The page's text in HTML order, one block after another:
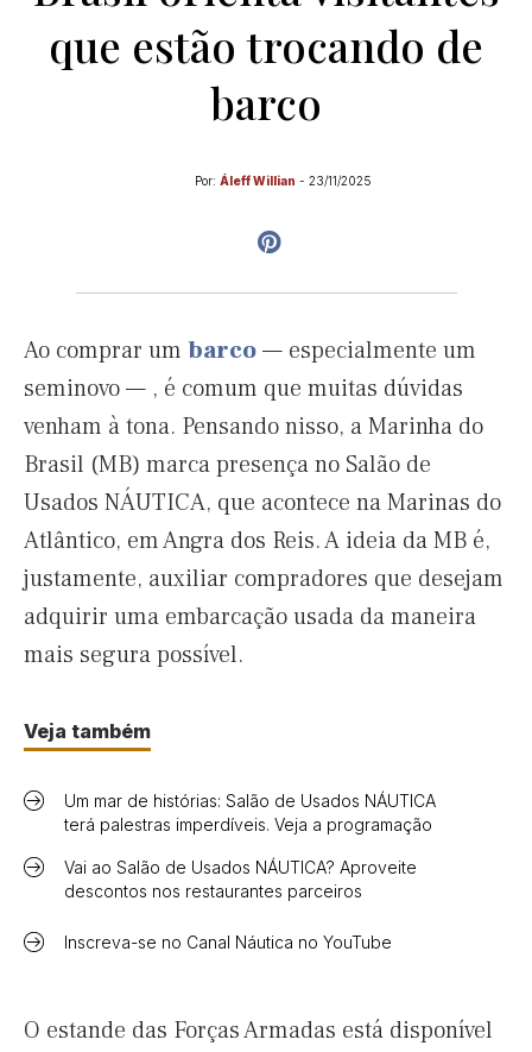
que estão trocando de
barco
Por: Áleff Willian - 23/11/2025
Ao comprar um barco— especialmente um
seminovo — , é comum que muitas dúvidas
venham à tona. Pensando nisso, a Marinha do
Brasil (MB) marca presença no Salão de
Usados NÁUTICA, que acontece na Marinas do
Atlântico, em Angra dos Reis. A ideia da MB é,
justamente, auxiliar compradores que desejam
adquirir uma embarcação usada da maneira
mais segura possível.
Veja também
Um mar de histórias: Salão de Usados NÁUTICA
terá palestras imperdíveis. Veja a programação
Vai ao Salão de Usados NÁUTICA? Aproveite
descontos nos restaurantes parceiros
Inscreva-se no Canal Náutica no YouTube
O estande das Forças Armadas está disponível